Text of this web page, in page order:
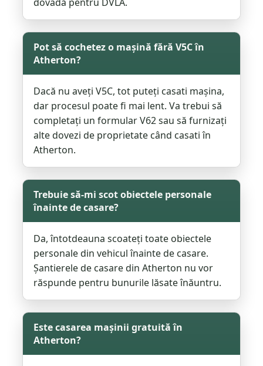
Pot să cochetez o mașină fără V5C în
Atherton?
Dacă nu aveți V5C, tot puteți casati mașina,
dar procesul poate fi mai lent. Va trebui să
completați un formular V62 sau să furnizați
alte dovezi de proprietate când casati în
Atherton.
Trebuie să-mi scot obiectele personale
înainte de casare?
Da, întotdeauna scoateți toate obiectele
personale din vehicul înainte de casare.
Șantierele de casare din Atherton nu vor
răspunde pentru bunurile lăsate înăuntru.
Este casarea mașinii gratuită în
Atherton?